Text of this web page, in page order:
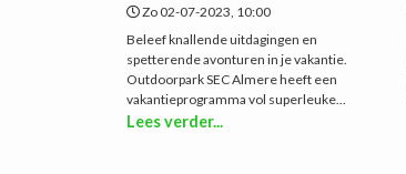
Zo 02-07-2023, 10:00
Beleef knallende uitdagingen en
spetterende avonturen in je vakantie.
Outdoorpark SEC Almere heeft een
vakantieprogramma vol superleuke...
Lees verder...